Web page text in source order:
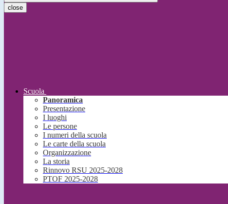
close
Scuola
Panoramica
Presentazione
I luoghi
Le persone
I numeri della scuola
Le carte della scuola
Organizzazione
La storia
Rinnovo RSU 2025-2028
PTOF 2025-2028